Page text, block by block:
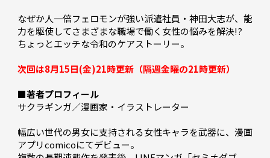
なぜか人一倍フェロモンが強い派遣社員・神田大志が、能
力を駆使してさまざまな職場で働く女性の悩みを解決!?
ちょっとエッチな令和のケアストーリー。
次回は8月15日(金)21時更新（隔週金曜の21時更新）
■著者プロフィール
サクラギンガ／漫画家・イラストレーター
幅広い世代の男女に支持される女性キャラを武器に、漫画
アプリcomicoにてデビュー。